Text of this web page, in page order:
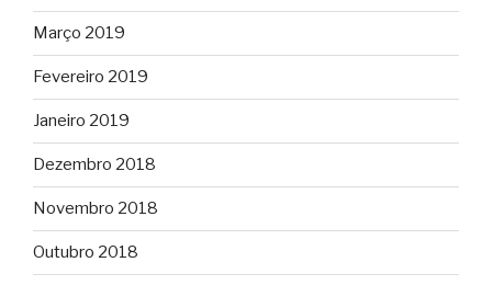
Março 2019
Fevereiro 2019
Janeiro 2019
Dezembro 2018
Novembro 2018
Outubro 2018